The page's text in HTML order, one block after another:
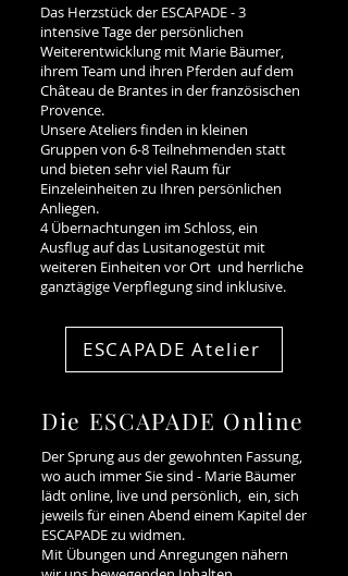
Das Herzstück der ESCAPADE - 3
intensive Tage der persönlichen
Weiterentwicklung mit Marie Bäumer,
ihrem Team und ihren Pferden auf dem
Château de Brantes in der französischen
Provence.
Unsere Ateliers finden in kleinen
Gruppen von 6-8 Teilnehmenden statt
und bieten sehr viel Raum für
Einzeleinheiten zu Ihren persönlichen
Anliegen.
4 Übernachtungen im Schloss, ein
Ausflug auf das Lusitanogestüt mit
weiteren Einheiten vor Ort und herrliche
ganztägige Verpflegung sind inklusive.
ESCAPADE Atelier
Die ESCAPADE Online
Der Sprung aus der gewohnten Fassung,
wo auch immer Sie sind - Marie Bäumer
lädt online, live und persönlich, ein, sich
jeweils für einen Abend einem Kapitel der
ESCAPADE zu widmen.
Mit Übungen und Anregungen nähern